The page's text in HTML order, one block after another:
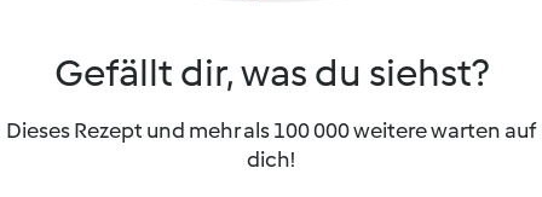
Gefällt dir, was du siehst?
Dieses Rezept und mehr als 100 000 weitere warten auf
dich!